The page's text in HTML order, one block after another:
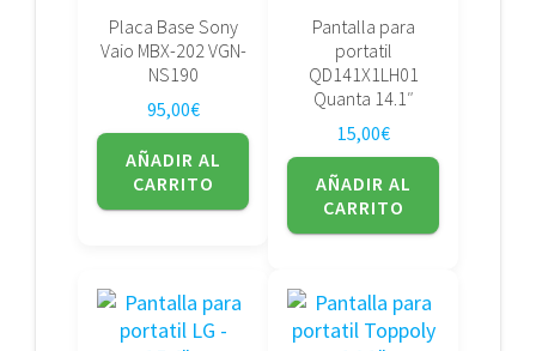
Placa Base Sony
Vaio MBX-202 VGN-
NS190
95,00€
AÑADIR AL
CARRITO
Pantalla para
portatil
QD141X1LH01
Quanta 14.1″
15,00€
AÑADIR AL
CARRITO